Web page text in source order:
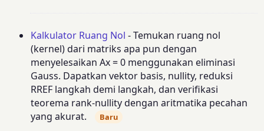
Kalkulator Ruang Nol - Temukan ruang nol
(kernel) dari matriks apa pun dengan
menyelesaikan Ax = 0 menggunakan eliminasi
Gauss. Dapatkan vektor basis, nullity, reduksi
RREF langkah demi langkah, dan verifikasi
teorema rank-nullity dengan aritmatika pecahan
yang akurat.
Baru